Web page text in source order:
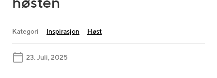
23. Juli, 2025
Kategori Inspirasjon Høst